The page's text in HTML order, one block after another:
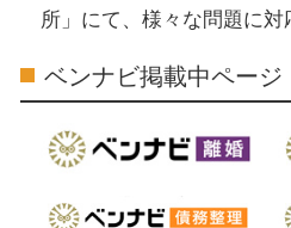
所」にて、様々な問題に対
ベンナビ掲載中ページ